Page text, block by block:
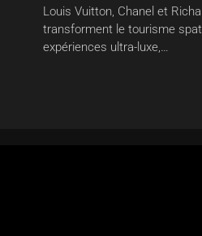
Louis Vuitton, Chanel et
transforment le tourisme
expériences ultra-luxe,…